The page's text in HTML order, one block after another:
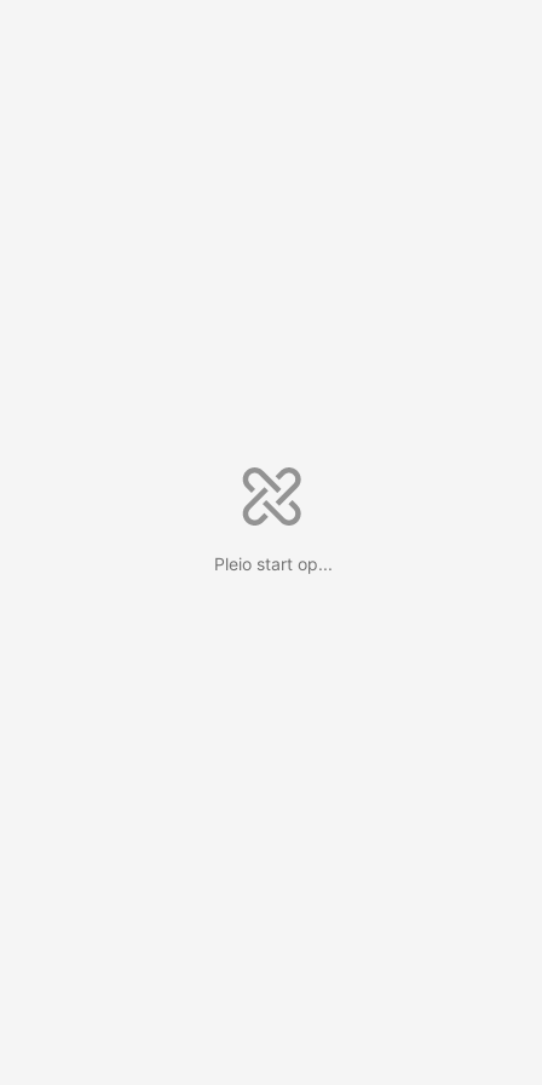
Pleio start op...